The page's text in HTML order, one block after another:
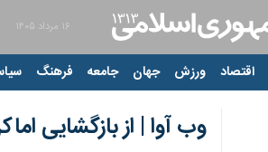
۱۶ مرداد ۱۴۰۵
اقتصاد ورزش جهان جامعه فرهنگ
وب آوا | از بازگشایی